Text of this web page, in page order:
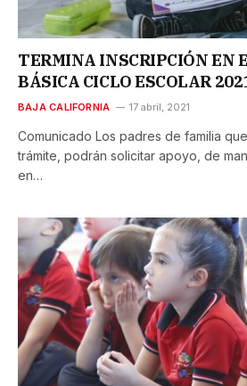
TERMINA INSCRIPCIÓN EN
BÁSICA CICLO ESCOLAR
BAJA CALIFORNIA 17 abril, 2021
Comunicado Los padres de familia
trámite, podrán solicitar apoyo, de
en…